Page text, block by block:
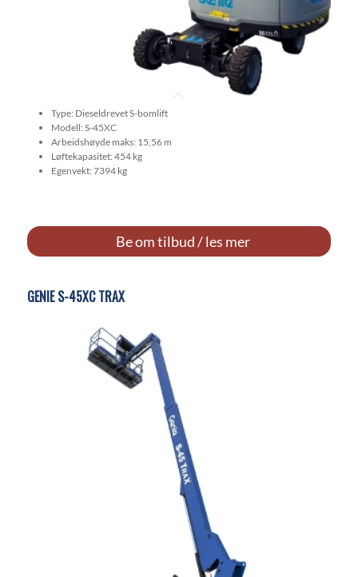
Type: Dieseldrevet S-bomlift
Modell: S-45XC
Arbeidshøyde maks: 15,56 m
Løftekapasitet: 454 kg
Egenvekt: 7394 kg
Be om tilbud / les mer
GENIE S-45XC TRAX